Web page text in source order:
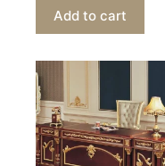
Add to cart